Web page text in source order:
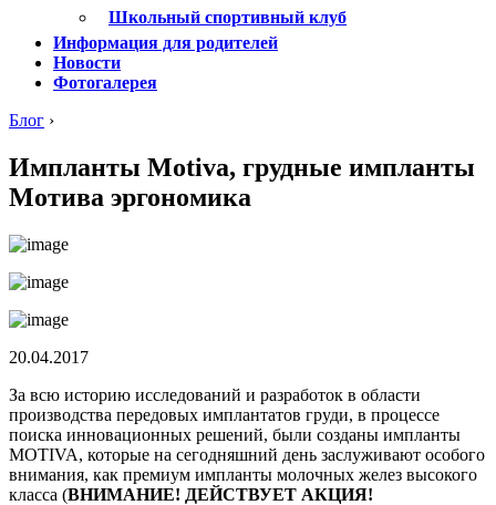
Школьный спортивный клуб
Информация для родителей
Новости
Фотогалерея
Блог ›
Импланты Motiva, грудные импланты
Мотива эргономика
20.04.2017
За всю историю исследований и разработок в области
производства передовых имплантатов груди, в процессе
поиска инновационных решений, были созданы импланты
MOTIVA, которые на сегодняшний день заслуживают особого
внимания, как премиум импланты молочных желез высокого
класса (ВНИМАНИЕ! ДЕЙСТВУЕТ АКЦИЯ!